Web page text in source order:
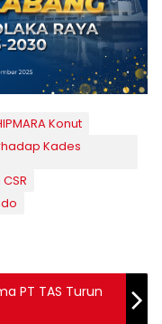
Konut
Kades
PT TAS Turun